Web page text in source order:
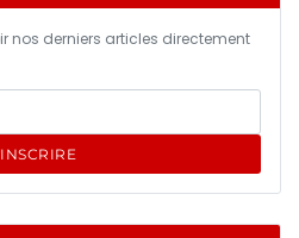
nos derniers articles directement